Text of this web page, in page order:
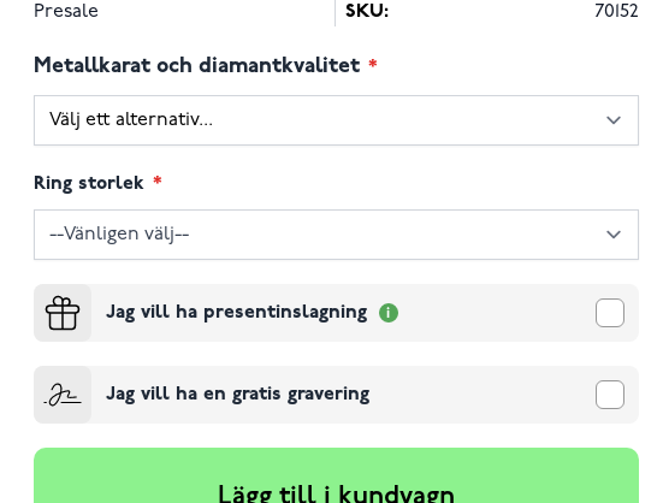
Presale SKU: 70152
Metallkarat och diamantkvalitet
Ring storlek
Jag vill ha presentinslagning
Jag vill ha en gratis gravering